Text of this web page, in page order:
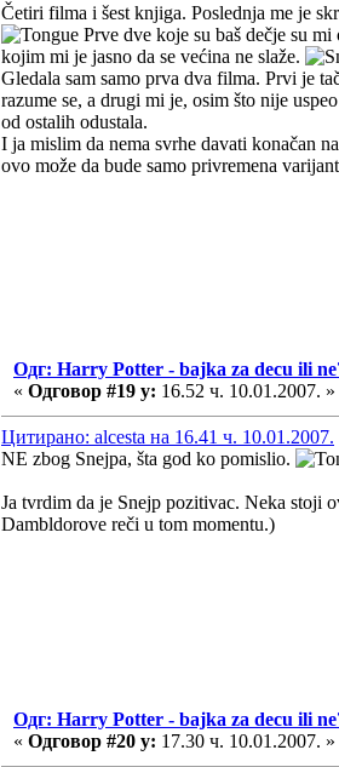
Četiri filma i šest knjiga. Poslednja me je
Prve dve koje su baš dečje su
kojim mi je jasno da se većina ne slaže.
Gledala sam samo prva dva filma. Prvi je
razume se, a drugi mi je, osim što nije
od ostalih odustala.
I ja mislim da nema svrhe davati konačan
ovo može da bude samo privremena
Одг: Harry Potter - bajka za decu ili
« Одговор #19 у: 16.52 ч. 10.01.2007. »
Цитирано: alcesta на 16.41 ч. 10.01.2007.
NE zbog Snejpa, šta god ko pomislio.
Ja tvrdim da je Snejp pozitivac. Neka stoji
Dambldorove reči u tom momentu.)
Одг: Harry Potter - bajka za decu ili
« Одговор #20 у: 17.30 ч. 10.01.2007. »